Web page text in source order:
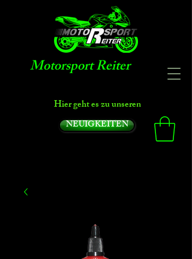
Motorsport Reiter
Hier geht es zu unseren
NEUIGKEITEN